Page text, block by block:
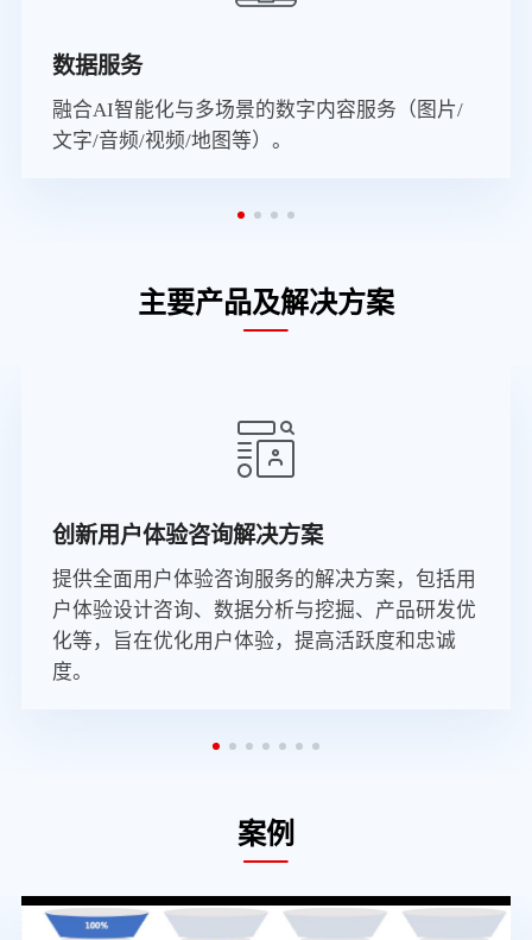
数据服务
融合AI智能化与多场景的数字内容服务（图片/
文字/音频/视频/地图等）。
主要产品及解决方案
创新用户体验咨询解决方案
提供全面用户体验咨询服务的解决方案，包括用
户体验设计咨询、数据分析与挖掘、产品研发优
化等，旨在优化用户体验，提高活跃度和忠诚
度。
案例